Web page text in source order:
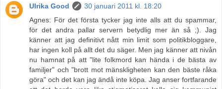
Ulrika Good
30 januari 2011 kl. 18:20
Agnes: För det första tycker jag inte alls att du spammar,
för det andra pallar servern betydlig mer än så ;). Jag
känner att jag definitivt nått min limit som politikbloggare,
har ingen koll på allt det du säger. Men jag känner att nivån
nu hamnat på att "lite folkmord kan hända i de bästa av
familjer" och "brott mot mänskligheten kan den bäste råka
göra" och det kan jag ändå inte köpa. Jag anser fortfarande